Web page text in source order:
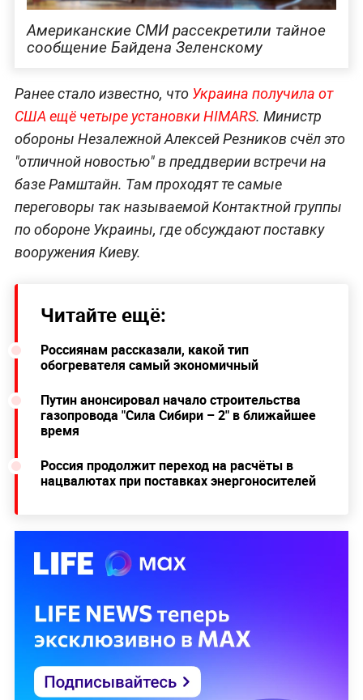
Американские СМИ рассекретили тайное
сообщение Байдена Зеленскому
Ранее стало известно, чтоУкраина получила от
США ещё четыре установки HIMARS. Министр
обороны Незалежной Алексей Резников счёл это
"отличной новостью" в преддверии встречи на
базе Рамштайн. Там проходят те самые
переговоры так называемой Контактной группы
по обороне Украины, где обсуждают поставку
вооружения Киеву.
Читайте ещё:
Россиянам рассказали, какой тип
обогревателя самый экономичный
Путин анонсировал начало строительства
газопровода "Сила Сибири – 2" в ближайшее
время
Россия продолжит переход на расчёты в
нацвалютах при поставках энергоносителей